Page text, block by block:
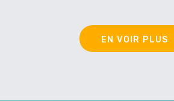
EN VOIR PLUS